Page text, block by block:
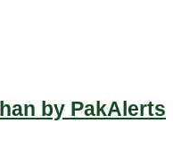
by PakAlerts